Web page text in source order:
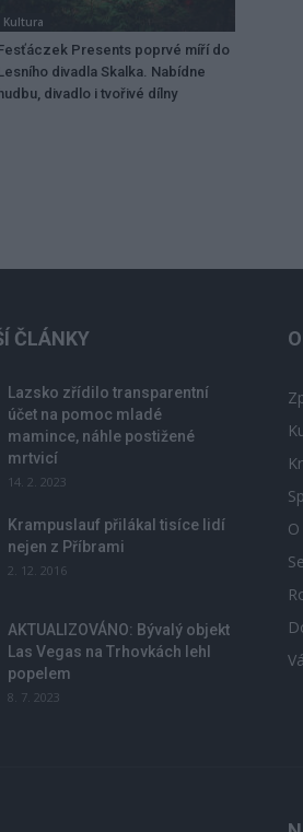
Kultura
Presents poprvé míří do
divadla Skalka. Nabídne
hudbu, divadlo i tvořivé dílny
ČLÁNKY
Lazsko zřídilo transparentní
účet na pomoc mladé
mamince, náhle postižené
mrtvicí
14. 2. 2023
Krampuslauf přilákal tisíce lidí
nejen z Příbrami
2. 12. 2016
AKTUALIZOVÁNO: Bývalý objekt
Las Vegas na Trhovkách lehl
popelem
8. 7. 2023